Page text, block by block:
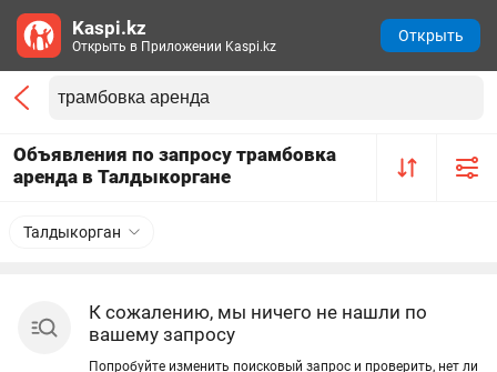
Объявления по запросу трамбовка
аренда в Талдыкоргане
Талдыкорган
К сожалению, мы ничего не нашли по
вашему запросу
Попробуйте изменить поисковый запрос и проверить, нет ли
Kaspi.kz
Открыть в Приложении Kaspi.kz
Открыть